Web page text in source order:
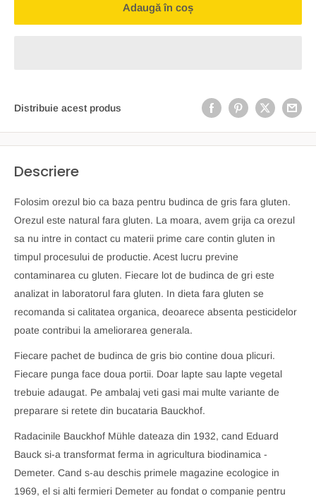
Adaugă în coș
Distribuie acest produs
Descriere
Folosim orezul bio ca baza pentru budinca de gris fara gluten.
Orezul este natural fara gluten. La moara, avem grija ca orezul
sa nu intre in contact cu materii prime care contin gluten in
timpul procesului de productie. Acest lucru previne
contaminarea cu gluten. Fiecare lot de budinca de gri este
analizat in laboratorul fara gluten. In dieta fara gluten se
recomanda si calitatea organica, deoarece absenta pesticidelor
poate contribui la ameliorarea generala.
Fiecare pachet de budinca de gris bio contine doua plicuri.
Fiecare punga face doua portii. Doar lapte sau lapte vegetal
trebuie adaugat. Pe ambalaj veti gasi mai multe variante de
preparare si retete din bucataria Bauckhof.
Radacinile Bauckhof Mühle dateaza din 1932, cand Eduard
Bauck si-a transformat ferma in agricultura biodinamica -
Demeter. Cand s-au deschis primele magazine ecologice in
1969, el si alti fermieri Demeter au fondat o companie pentru